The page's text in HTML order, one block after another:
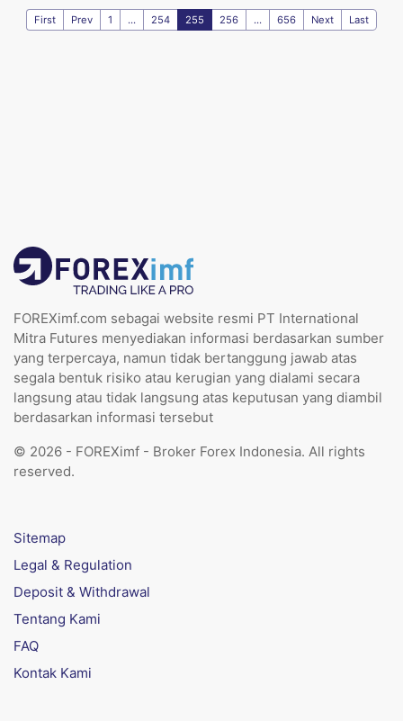
First Prev 1 ... 254 255 256 ... 656 Next Last
FOREXimf.com sebagai website resmi PT International
Mitra Futures menyediakan informasi berdasarkan sumber
yang terpercaya, namun tidak bertanggung jawab atas
segala bentuk risiko atau kerugian yang dialami secara
langsung atau tidak langsung atas keputusan yang diambil
berdasarkan informasi tersebut
© 2026 - FOREXimf - Broker Forex Indonesia. All rights
reserved.
Sitemap
Legal & Regulation
Deposit & Withdrawal
Tentang Kami
FAQ
Kontak Kami